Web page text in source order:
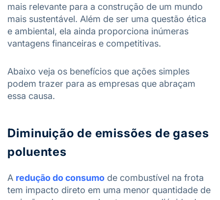
mais relevante para a construção de um mundo
mais sustentável. Além de ser uma questão ética
e ambiental, ela ainda proporciona inúmeras
vantagens financeiras e competitivas.
Abaixo veja os benefícios que ações simples
podem trazer para as empresas que abraçam
essa causa.
Diminuição de emissões de gases
poluentes
A redução do consumo de combustível na frota
tem impacto direto em uma menor quantidade de